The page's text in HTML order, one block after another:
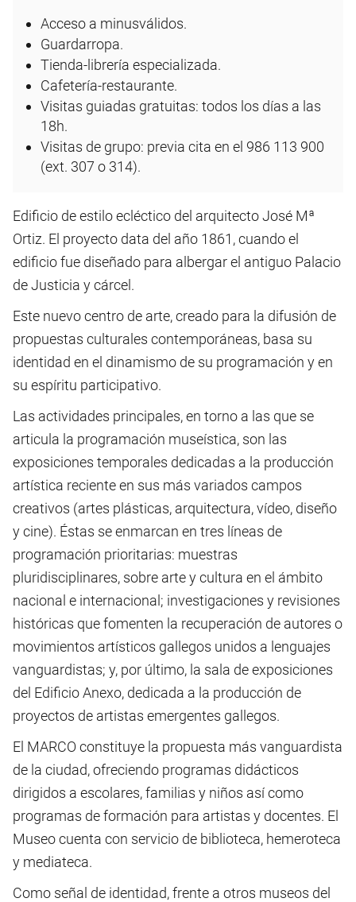
Acceso a minusválidos.
Guardarropa.
Tienda-librería especializada.
Cafetería-restaurante.
Visitas guiadas gratuitas: todos los días a las
18h.
Visitas de grupo: previa cita en el 986 113 900
(ext. 307 o 314).
Edificio de estilo ecléctico del arquitecto José Mª
Ortiz. El proyecto data del año 1861, cuando el
edificio fue diseñado para albergar el antiguo Palacio
de Justicia y cárcel.
Este nuevo centro de arte, creado para la difusión de
propuestas culturales contemporáneas, basa su
identidad en el dinamismo de su programación y en
su espíritu participativo.
Las actividades principales, en torno a las que se
articula la programación museística, son las
exposiciones temporales dedicadas a la producción
artística reciente en sus más variados campos
creativos (artes plásticas, arquitectura, vídeo, diseño
y cine). Éstas se enmarcan en tres líneas de
programación prioritarias: muestras
pluridisciplinares, sobre arte y cultura en el ámbito
nacional e internacional; investigaciones y revisiones
históricas que fomenten la recuperación de autores o
movimientos artísticos gallegos unidos a lenguajes
vanguardistas; y, por último, la sala de exposiciones
del Edificio Anexo, dedicada a la producción de
proyectos de artistas emergentes gallegos.
El MARCO constituye la propuesta más vanguardista
de la ciudad, ofreciendo programas didácticos
dirigidos a escolares, familias y niños así como
programas de formación para artistas y docentes. El
Museo cuenta con servicio de biblioteca, hemeroteca
y mediateca.
Como señal de identidad, frente a otros museos del